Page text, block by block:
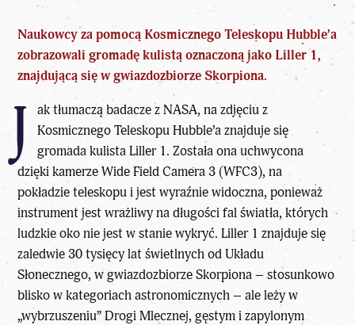
Naukowcy za pomocą Kosmicznego Teleskopu Hubble’a
zobrazowali gromadę kulistą oznaczoną jako Liller 1,
znajdującą się wgwiazdozbiorzeSkorpiona.
J ak tłumaczą badacze zNASA, na zdjęciu z
Kosmicznego Teleskopu Hubble’a znajduje się
gromada kulista Liller 1. Została ona uchwycona
dzięki kamerze Wide Field Camera 3 (WFC3), na
pokładzie teleskopu i jest wyraźnie widoczna, ponieważ
instrument jest wrażliwy na długości fal światła, których
ludzkie oko nie jest w stanie wykryć. Liller 1 znajduje się
zaledwie 30 tysięcy lat świetlnych od Układu
Słonecznego, w gwiazdozbiorze Skorpiona – stosunkowo
blisko w kategoriach astronomicznych – ale leży w
„wybrzuszeniu” Drogi Mlecznej, gęstym i zapylonym